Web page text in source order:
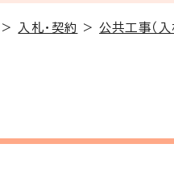
> 入札・契約 >公共工事（入